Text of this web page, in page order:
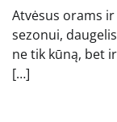
Atvėsus orams
sezonui,
ne tik kūną, bet
[…]